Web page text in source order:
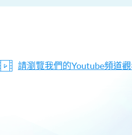
請瀏覽我們的Youtube頻道